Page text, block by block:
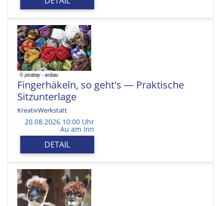
Fingerhäkeln, so geht's — Praktische
Sitzunterlage
KreativWerkstatt
20.08.2026 10:00 Uhr
Au am Inn
DETAIL